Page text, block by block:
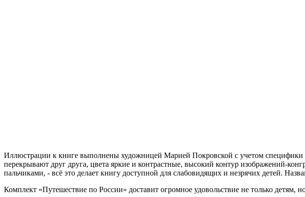
Иллюстрации к книге выполнены художницей Марией Покровской с учетом специфики
перекрывают друг друга, цвета яркие и контрастные, высокий контур изображений-
пальчиками, - всё это делает книгу доступной для слабовидящих и незрячих детей.
Комплект «Путешествие по России» доставит огромное удовольствие не только детям,